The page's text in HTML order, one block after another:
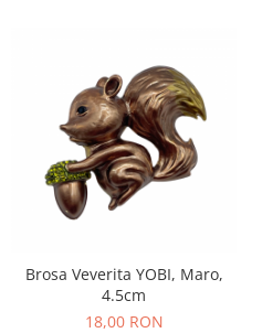
Brosa Veverita YOBI, Maro,
4.5cm
18,00 RON